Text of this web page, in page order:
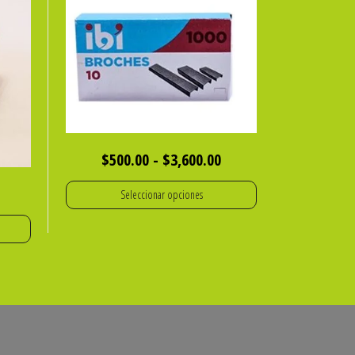
$500.00 - $3,600.00Rango
de
precios:
$3,600.00
Seleccionar opciones